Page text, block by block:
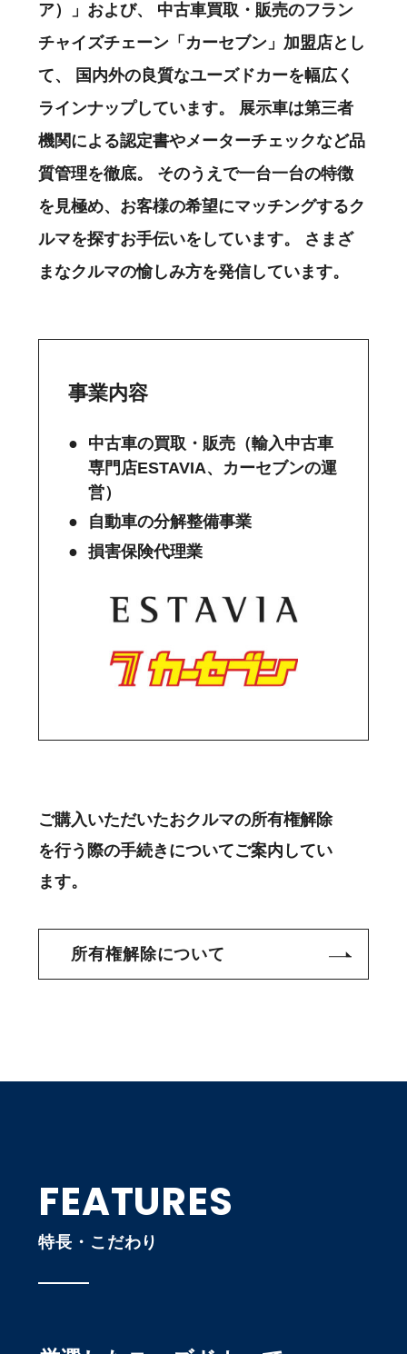
ア）」および、
中古車買取・販売のフラン
チャイズチェーン「カーセブン」加盟店とし
て、
国内外の良質なユーズドカーを幅広く
ラインナップしています。
展示車は第三者
機関による認定書やメーターチェックなど品
質管理を徹底。
そのうえで一台一台の特徴
を見極め、お客様の希望にマッチングするク
ルマを探すお手伝いをしています。
さまざ
まなクルマの愉しみ方を発信しています。
事業内容
中古車の買取・販売（輸入中古車
専門店ESTAVIA、カーセブンの運
営）
自動車の分解整備事業
損害保険代理業
ご購入いただいたおクルマの所有権解除
を行う際の手続きについてご案内してい
ます。
所有権解除について
FEATURES
特長・こだわり